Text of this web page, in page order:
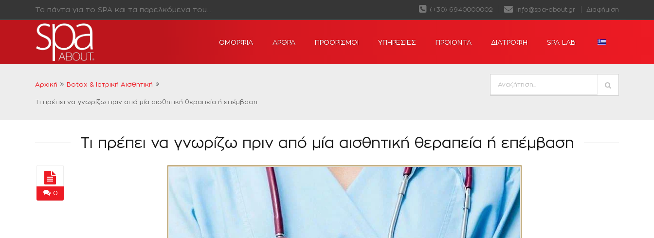
Τα πάντα για το SPA και τα παρελκόμενα του… (+30) 6940000002 info@spa-about.gr Διαφήμιση
ΟΜΟΡΦΙΑ ΑΡΘΡΑ ΠΡΟΟΡΙΣΜΟΙ ΥΠΗΡΕΣΙΕΣ ΠΡΟΙΟΝΤΑ ΔΙΑΤΡΟΦΗ SPA LAB
Αρχική Botox & Ιατρική Αισθητική
Τι πρέπει να γνωρίζω πριν από μία αισθητική θεραπεία ή επέμβαση
Τι πρέπει να γνωρίζω πριν από μία αισθητική θεραπεία ή επέμβαση
0